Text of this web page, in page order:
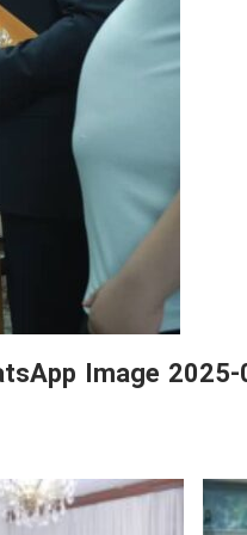
Image